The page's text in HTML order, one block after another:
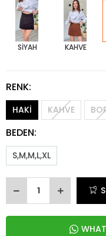
SİYAH KAHVE
RENK:
HAKİ KAHVE
BEDEN:
S,M,M,L,XL